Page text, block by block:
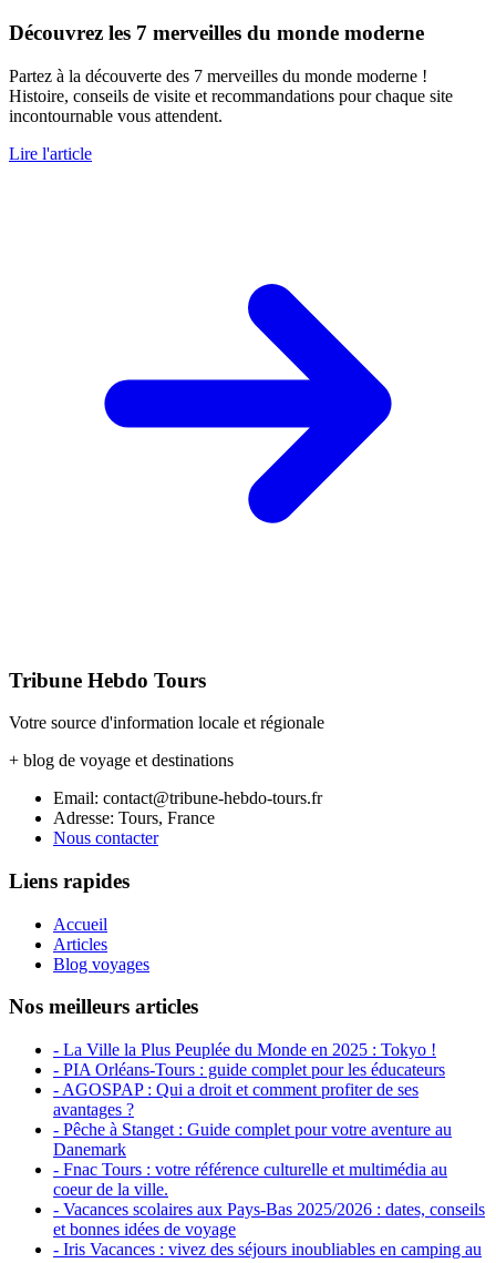
Découvrez les 7 merveilles du monde moderne
Partez à la découverte des 7 merveilles du monde moderne !
Histoire, conseils de visite et recommandations pour chaque site
incontournable vous attendent.
Lire l'article
Tribune Hebdo Tours
Votre source d'information locale et régionale
+ blog de voyage et destinations
Email: contact@tribune-hebdo-tours.fr
Adresse: Tours, France
Nous contacter
Liens rapides
Accueil
Articles
Blog voyages
Nos meilleurs articles
- La Ville la Plus Peuplée du Monde en 2025 : Tokyo !
- PIA Orléans-Tours : guide complet pour les éducateurs
- AGOSPAP : Qui a droit et comment profiter de ses
avantages ?
- Pêche à Stanget : Guide complet pour votre aventure au
Danemark
- Fnac Tours : votre référence culturelle et multimédia au
coeur de la ville.
- Vacances scolaires aux Pays-Bas 2025/2026 : dates, conseils
et bonnes idées de voyage
- Iris Vacances : vivez des séjours inoubliables en camping au